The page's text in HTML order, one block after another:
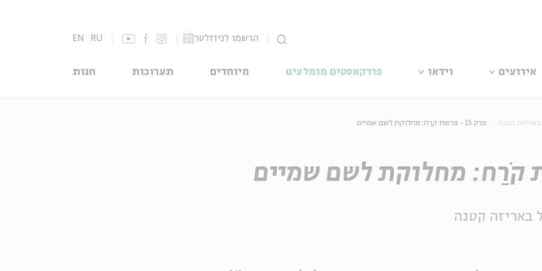
הרשמו לניוזלטר EN RU
אירועים וידאו פודקאסטים מומלצים מיוחדים תערוכות חנות
באריזה קטנה פרק 15 - פרשת קֹרַח: מחלוקת לשם שמיים
באריזה קטנה